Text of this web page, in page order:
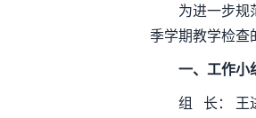
为进一步规
季学期教学检查
一、工作小
组 长： 王